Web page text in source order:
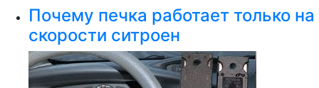
Почему печка работает только на
скорости ситроен